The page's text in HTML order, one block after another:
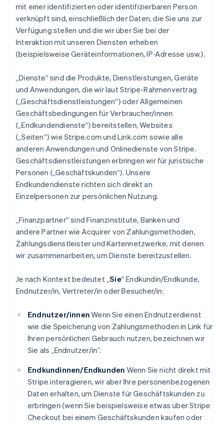
mit einer identifizierten oder identifizierbaren Person
verknüpft sind, einschließlich der Daten, die Sie uns zur
Verfügung stellen und die wir über Sie bei der
Interaktion mit unseren Diensten erheben
(beispielsweise Geräteinformationen, IP-Adresse usw.).
„Dienste“ sind die Produkte, Dienstleistungen, Geräte
und Anwendungen, die wir laut Stripe-Rahmenvertrag
(„Geschäftsdienstleistungen“) oder Allgemeinen
Geschäftsbedingungen für Verbraucher/innen
(„Endkundendienste“) bereitstellen, Websites
(„Seiten“) wie Stripe.com und Link.com sowie alle
anderen Anwendungen und Onlinedienste von Stripe.
Geschäftsdienstleistungen erbringen wir für juristische
Personen („Geschäftskunden“). Unsere
Endkundendienste richten sich direkt an
Einzelpersonen zur persönlichen Nutzung.
„Finanzpartner“ sind Finanzinstitute, Banken und
andere Partner wie Acquirer von Zahlungsmethoden,
Zahlungsdienstleister und Kartennetzwerke, mit denen
wir zusammenarbeiten, um Dienste bereitzustellen.
Je nach Kontext bedeutet „Sie“ Endkundin/Endkunde,
Endnutzer/in, Vertreter/in oder Besucher/in:
Endnutzer/innen Wenn Sie einen Endnutzerdienst
wie die Speicherung von Zahlungsmethoden in Link für
Ihren persönlichen Gebrauch nutzen, bezeichnen wir
Sie als „Endnutzer/in”.
Endkundinnen/Endkunden Wenn Sie nicht direkt mit
Stripe interagieren, wir aber Ihre personenbezogenen
Daten erhalten, um Dienste für Geschäftskunden zu
erbringen (wenn Sie beispielsweise etwas über Stripe
Checkout bei einem Geschäftskunden kaufen oder